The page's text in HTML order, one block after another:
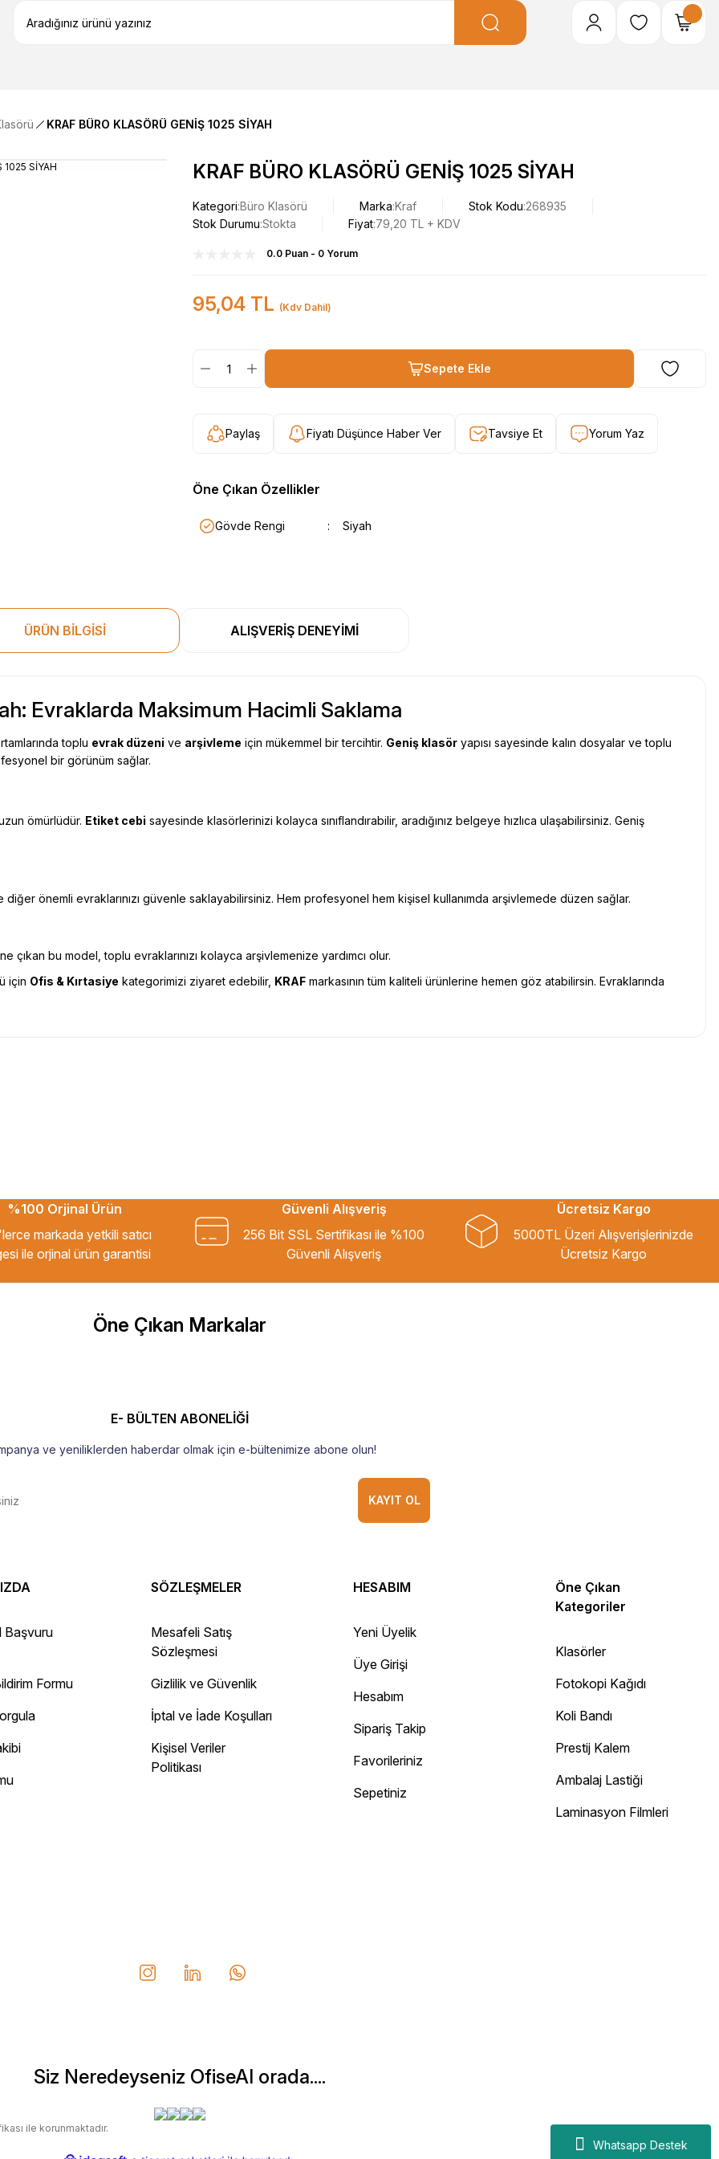
Whatsapp Destek
KRAF BÜRO KLASÖRÜ GENİŞ 1025 SİYAH
KRAF BÜRO KLASÖRÜ GENİŞ 1025 SİYAH
Kategori Büro Klasörü Marka Kraf Stok Kodu 268935
Stok Durumu Stokta Fiyat 79,20 TL + KDV
0.0 Puan - 0 Yorum
95,04 TL (Kdv Dahil)
Sepete Ekle
Paylaş Fiyatı Düşünce Haber Ver Tavsiye Et Yorum Yaz
Öne Çıkan Özellikler
Gövde Rengi : Siyah
ÜRÜN BİLGİSİ ALIŞVERİŞ DENEYİMİ
Evraklarda Maksimum Hacimli Saklama
toplu evrak düzeni ve arşivleme için mükemmel bir tercihtir. Geniş klasör yapısı sayesinde kalın dosyalar ve toplu
bir görünüm sağlar.
ömürlüdür. Etiket cebi sayesinde klasörlerinizi kolayca sınıflandırabilir, aradığınız belgeye hızlıca ulaşabilirsiniz. Geniş
diğer önemli evraklarınızı güvenle saklayabilirsiniz. Hem profesyonel hem kişisel kullanımda arşivlemede düzen sağlar.
çıkan bu model, toplu evraklarınızı kolayca arşivlemenize yardımcı olur.
için Ofis & Kırtasiye kategorimizi ziyaret edebilir, KRAF markasının tüm kaliteli ürünlerine hemen göz atabilirsin. Evraklarında
ederim.
ederim.
site
%100 Orjinal Ürün
markada yetkili satıcı
ile orjinal ürün garantisi
Güvenli Alışveriş
256 Bit SSL Sertifikası ile %100
Güvenli Alışveriş
Ücretsiz Kargo
5000TL Üzeri Alışverişlerinizde
Ücretsiz Kargo
Öne Çıkan Markalar
E- BÜLTEN ABONELİĞİ
ve yeniliklerden haberdar olmak için e-bültenimize abone olun!
KAYIT OL
Başvuru
Formu
SÖZLEŞMELER
Mesafeli Satış
Sözleşmesi
Gizlilik ve Güvenlik
İptal ve İade Koşulları
Kişisel Veriler
Politikası
HESABIM
Yeni Üyelik
Üye Girişi
Hesabım
Sipariş Takip
Favorileriniz
Sepetiniz
Öne Çıkan
Kategoriler
Klasörler
Fotokopi Kağıdı
Koli Bandı
Prestij Kalem
Ambalaj Lastiği
Laminasyon Filmleri
Siz Neredeyseniz OfiseAl orada....
ile korunmaktadır.